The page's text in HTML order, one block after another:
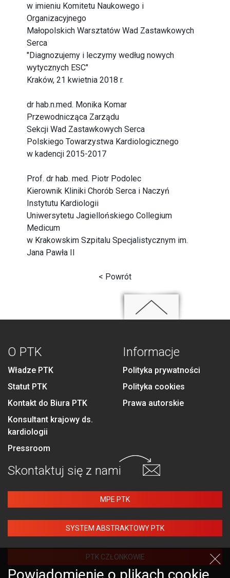
w imieniu Komitetu Naukowego i
Organizacyjnego
Małopolskich Warsztatów Wad Zastawkowych
Serca
"Diagnozujemy i leczymy według nowych
wytycznych ESC"
Kraków, 21 kwietnia 2018 r.
dr hab.n.med. Monika Komar
Przewodnicząca Zarządu
Sekcji Wad Zastawkowych Serca
Polskiego Towarzystwa Kardiologicznego
w kadencji 2015-2017
Prof. dr hab. med. Piotr Podolec
Kierownik Kliniki Chorób Serca i Naczyń
Instytutu Kardiologii
Uniwersytetu Jagiellońskiego Collegium
Medicum
w Krakowskim Szpitalu Specjalistycznym im.
Jana Pawła II
< Powrót
O PTK
Władze PTK
Statut PTK
Kontakt do Biura PTK
Konsultant krajowy ds.
kardiologii
Pressroom
Informacje
Polityka prywatności
Polityka cookies
Prawa autorskie
Skontaktuj się z nami
MPE PTK
SYSTEM ABSTRAKTOWY PTK
PTK CZŁONKOWIE